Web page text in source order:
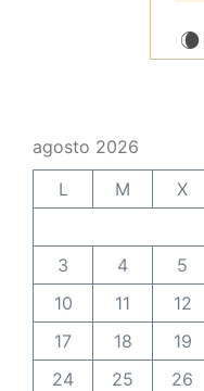
W
agosto 2026
L
M X
3
4 5
10
11 12
17
18 19
24
25 26